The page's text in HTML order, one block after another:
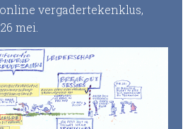
vergadertekenklus,
mei.